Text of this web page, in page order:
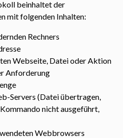
beinhaltet der
mit folgenden Inhalten:
Rechners
Webseite, Datei oder Aktion
Anforderung
Servers (Datei übertragen,
nicht ausgeführt,
Webbrowsers